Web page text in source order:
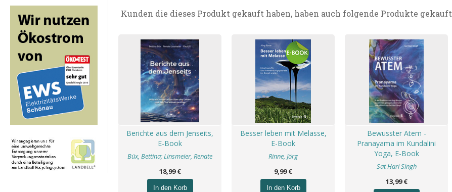
Kunden die dieses Produkt gekauft haben, haben auch folgende Produkte gekauft
Berichte aus dem Jenseits,
E-Book
Büx, Bettina; Linsmeier, Renate
18,99 €
In den Korb
Besser leben mit Melasse,
E-Book
Rinne, Jörg
9,99 €
In den Korb
Bewusster Atem -
Pranayama im Kundalini
Yoga, E-Book
Sat Hari Singh
13,99 €